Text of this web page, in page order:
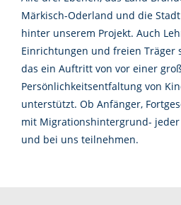
Märkisch-Oderland und die
hinter unserem Projekt. Auch
Einrichtungen und freien Träger
das ein Auftritt von vor einer
Persönlichkeitsentfaltung von
unterstützt. Ob Anfänger,
mit Migrationshintergrund-
und bei uns teilnehmen.